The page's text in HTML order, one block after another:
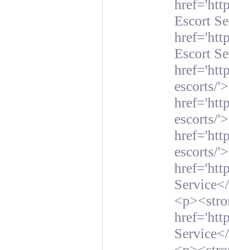
Escort
Escort
escorts/
escorts/
escorts/